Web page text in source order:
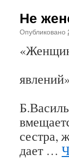
Не
Опубликовано
сестра,
дает …